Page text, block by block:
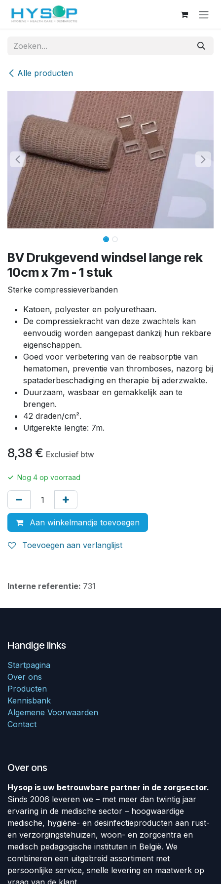
Overslaan naar inhoud
Alle producten
BV Drukgevend windsel lange rek
10cm x 7m - 1 stuk
Sterke compressieverbanden
Katoen, polyester en polyurethaan.
De compressiekracht van deze zwachtels kan
eenvoudig worden aangepast dankzij hun rekbare
eigenschappen.
Goed voor verbetering van de reabsorptie van
hematomen, preventie van thromboses, nazorg bij
spataderbeschadiging en therapie bij aderzwakte.
Duurzaam, wasbaar en gemakkelijk aan te
brengen.
42 draden/cm².
Uitgerekte lengte: 7m.
8,38 € Exclusief btw
✓ Nog 4 op voorraad
Aan winkelmandje toevoegen
Toevoegen aan verlanglijst
Interne referentie: 731
Handige links
Startpagina
Over ons
Producten
Kennisbank
Algemene Voorwaarden
Contact
Over ons
Hysop is uw betrouwbare partner in de zorgsector.
Sinds 2006 leveren we – met meer dan twintig jaar
ervaring in de medische sector – hoogwaardige
medische, hygiëne- en desinfectieproducten aan rust-
en verzorgingstehuizen, woon- en zorgcentra en
medisch pedagogische instituten in België. We
combineren een uitgebreid assortiment met
persoonlijke service, snelle levering en maatwerk op
vraag van de klant.